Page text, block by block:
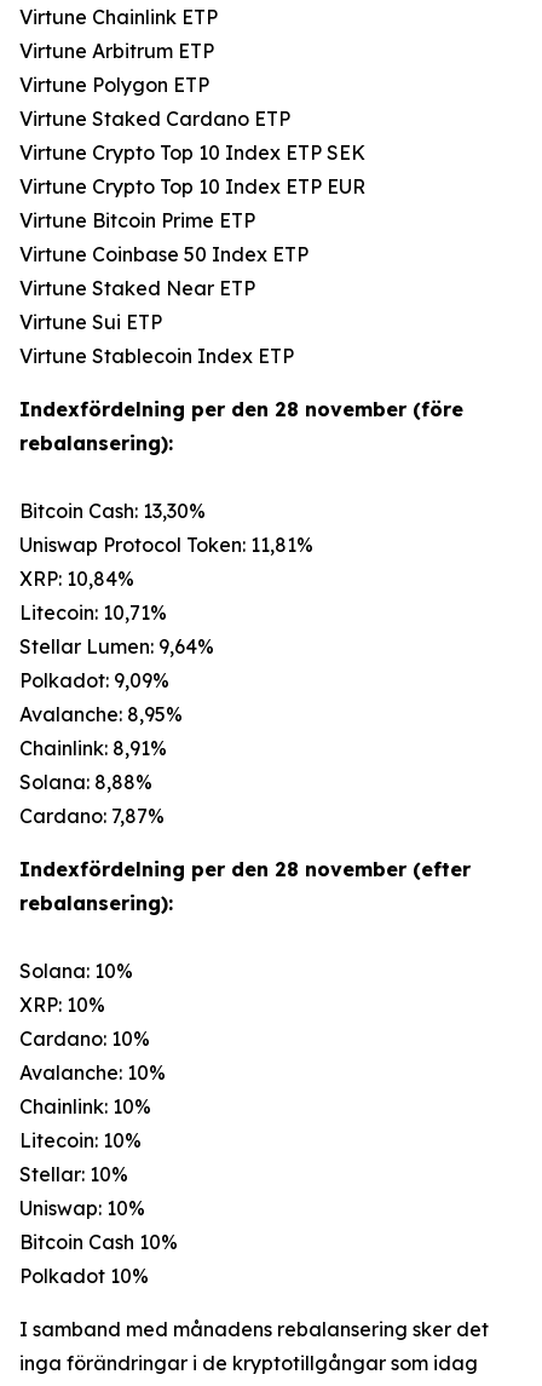
Virtune Chainlink ETP
Virtune Arbitrum ETP
Virtune Polygon ETP
Virtune Staked Cardano ETP
Virtune Crypto Top 10 Index ETP SEK
Virtune Crypto Top 10 Index ETP EUR
Virtune Bitcoin Prime ETP
Virtune Coinbase 50 Index ETP
Virtune Staked Near ETP
Virtune Sui ETP
Virtune Stablecoin Index ETP
Indexfördelning per den 28 november (före
rebalansering):
Bitcoin Cash: 13,30%
Uniswap Protocol Token: 11,81%
XRP: 10,84%
Litecoin: 10,71%
Stellar Lumen: 9,64%
Polkadot: 9,09%
Avalanche: 8,95%
Chainlink: 8,91%
Solana: 8,88%
Cardano: 7,87%
Indexfördelning per den 28 november (efter
rebalansering):
Solana: 10%
XRP: 10%
Cardano: 10%
Avalanche: 10%
Chainlink: 10%
Litecoin: 10%
Stellar: 10%
Uniswap: 10%
Bitcoin Cash 10%
Polkadot 10%
I samband med månadens rebalansering sker det
inga förändringar i de kryptotillgångar som idag